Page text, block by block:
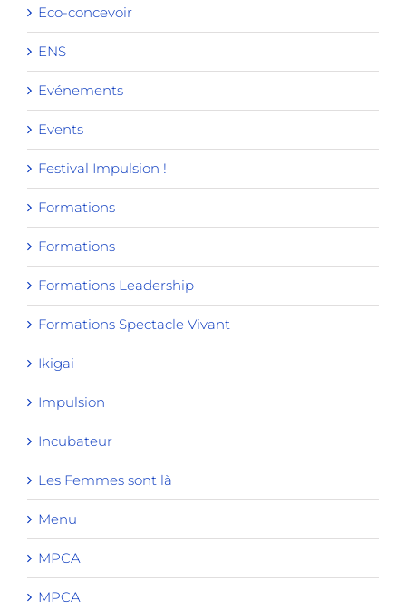
Eco-concevoir
ENS
Evénements
Events
Festival Impulsion !
Formations
Formations
Formations Leadership
Formations Spectacle Vivant
Ikigai
Impulsion
Incubateur
Les Femmes sont là
Menu
MPCA
MPCA